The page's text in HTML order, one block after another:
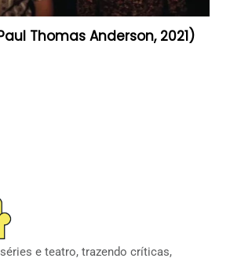
Thomas Anderson, 2021)
e teatro, trazendo críticas,